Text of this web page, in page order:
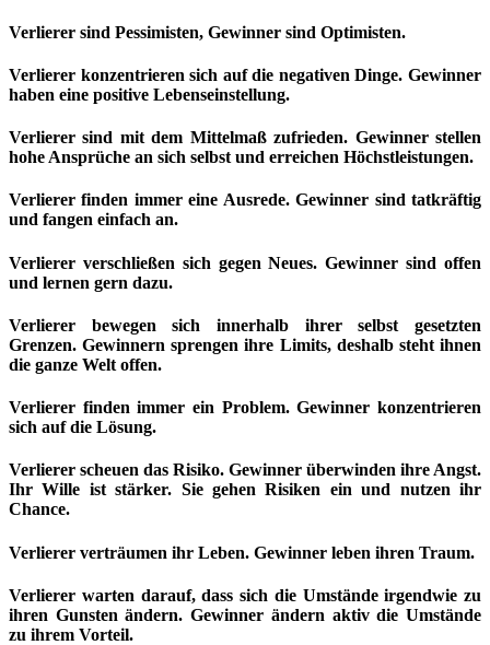
Verlierer sind Pessimisten, Gewinner sind Optimisten.
Verlierer konzentrieren sich auf die negativen Dinge. Gewinner
haben eine positive Lebenseinstellung.
Verlierer sind mit dem Mittelmaß zufrieden. Gewinner stellen
hohe Ansprüche an sich selbst und erreichen Höchstleistungen.
Verlierer finden immer eine Ausrede. Gewinner sind tatkräftig
und fangen einfach an.
Verlierer verschließen sich gegen Neues. Gewinner sind offen
und lernen gern dazu.
Verlierer bewegen sich innerhalb ihrer selbst gesetzten
Grenzen. Gewinnern sprengen ihre Limits, deshalb steht ihnen
die ganze Welt offen.
Verlierer finden immer ein Problem. Gewinner konzentrieren
sich auf die Lösung.
Verlierer scheuen das Risiko. Gewinner überwinden ihre Angst.
Ihr Wille ist stärker. Sie gehen Risiken ein und nutzen ihr
Chance.
Verlierer verträumen ihr Leben. Gewinner leben ihren Traum.
Verlierer warten darauf, dass sich die Umstände irgendwie zu
ihren Gunsten ändern. Gewinner ändern aktiv die Umstände
zu ihrem Vorteil.